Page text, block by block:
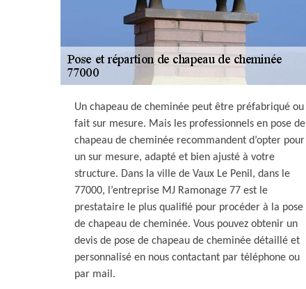
Un chapeau de cheminée peut être préfabriqué ou
fait sur mesure. Mais les professionnels en pose de
chapeau de cheminée recommandent d’opter pour
un sur mesure, adapté et bien ajusté à votre
structure. Dans la ville de Vaux Le Penil, dans le
77000, l’entreprise MJ Ramonage 77 est le
prestataire le plus qualifié pour procéder à la pose
de chapeau de cheminée. Vous pouvez obtenir un
devis de pose de chapeau de cheminée détaillé et
personnalisé en nous contactant par téléphone ou
par mail.